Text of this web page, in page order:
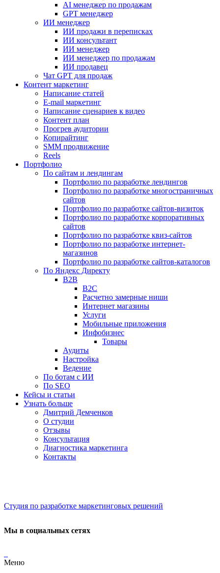
AI менеджер по продажам
GPT менеджер
ИИ менеджер
ИИ продажи в переписках
ИИ консультант
ИИ менеджер
ИИ менеджер по продажам
ИИ продавец
Чат GPT для продаж
Контент маркетинг
Написание статей
E-mail маркетинг
Написание сценариев к видео
Контент план
Прогрев аудитории
Копирайтинг
SMM продвижение
Reels
Портфолио
По сайтам и лендингам
Портфолио по разработке лендингов
Портфолио по разработке многостраничных
сайтов
Портфолио по разработке сайтов-визиток
Портфолио по разработке корпоративных
сайтов
Портфолио по разработке квиз-сайтов
Портфолио по разработке интернет-
магазинов
Портфолио по разработке сайтов-каталогов
По Яндекс Директу
B2B
B2C
Расчетно замерные ниши
Интернет магазины
Услуги
Мобильные приложения
Инфобизнес
Товары
Аудиты
Настройка
Ведение
По ботам с ИИ
По SEO
Кейсы и статьи
Узнать больше
Дмитрий Демченков
О студии
Отзывы
Консультация
Диагностика маркетинга
Контакты
Студия по разработке маркетинговых решений
Мы в социальных сетях
Меню